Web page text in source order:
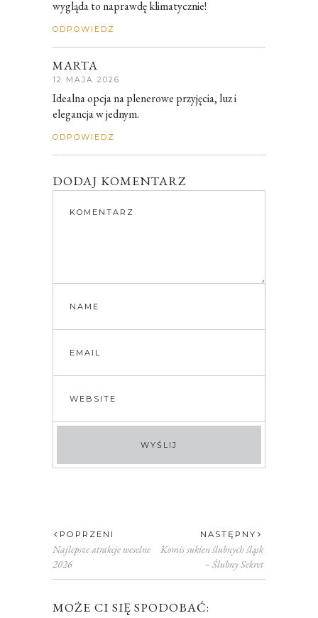
wygląda to naprawdę klimatycznie!
ODPOWIEDZ
MARTA
12 MAJA 2026
Idealna opcja na plenerowe przyjęcia, luz i
elegancja w jednym.
ODPOWIEDZ
DODAJ KOMENTARZ
POPRZENI
Najlepsze atrakcje weselne
2026
NASTĘPNY
Komis sukien ślubnych śląsk
– Ślubny Sekret
MOŻE CI SIĘ SPODOBAĆ: